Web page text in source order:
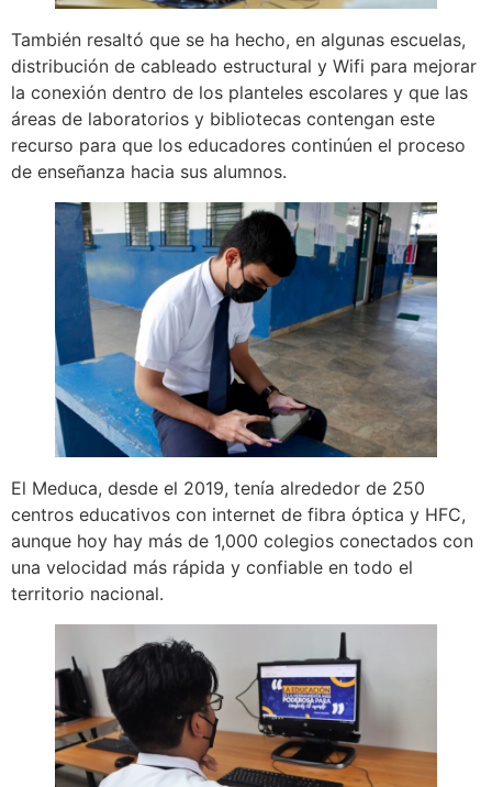
También resaltó que se ha hecho, en algunas escuelas,
distribución de cableado estructural y Wifi para mejorar
la conexión dentro de los planteles escolares y que las
áreas de laboratorios y bibliotecas contengan este
recurso para que los educadores continúen el proceso
de enseñanza hacia sus alumnos.
El Meduca, desde el 2019, tenía alrededor de 250
centros educativos con internet de fibra óptica y HFC,
aunque hoy hay más de 1,000 colegios conectados con
una velocidad más rápida y confiable en todo el
territorio nacional.